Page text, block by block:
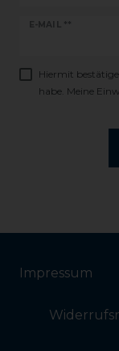
E-MAIL **
Newsletter
Hiermit
habe. Meine
Impressum